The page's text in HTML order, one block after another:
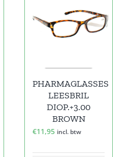
PHARMAGLASSES
LEESBRIL
DIOP.+3.00
BROWN
€11,95 incl. btw